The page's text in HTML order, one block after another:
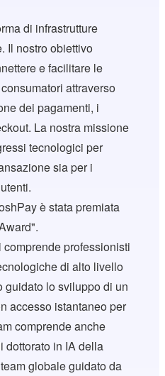
di infrastrutture
Il nostro obiettivo
e facilitare le
attraverso
dei pagamenti, i
La nostra missione
tecnologici per
sia per i
è stata premiata
professionisti
di alto livello
guidato lo sviluppo di un
accesso istantaneo per
comprende anche
dottorato in IA della
globale guidato da